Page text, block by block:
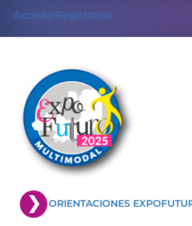
AccederRegistrarse
ORIENTACIONES